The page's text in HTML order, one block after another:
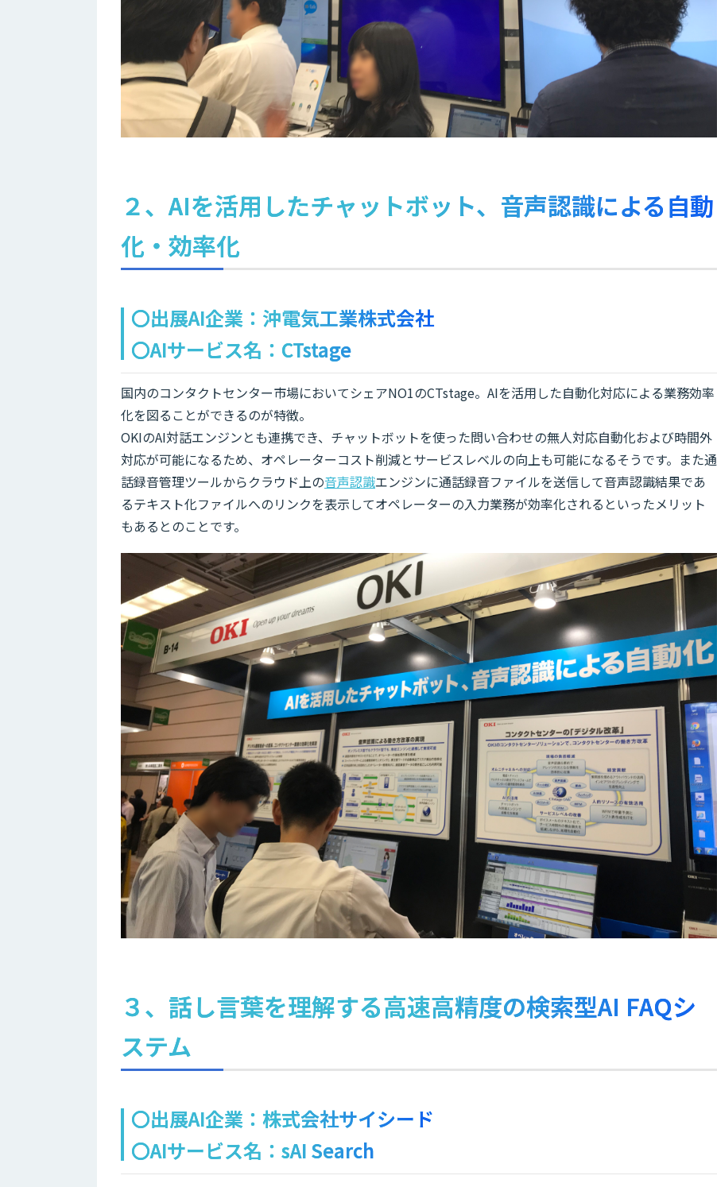
２、AIを活用したチャットボット、音声認識による自動
化・効率化
〇出展AI企業：沖電気工業株式会社
〇AIサービス名：CTstage
国内のコンタクトセンター市場においてシェアNO1のCTstage。AIを活用した自動化対応による業務効率
化を図ることができるのが特徴。
OKIのAI対話エンジンとも連携でき、チャットボットを使った問い合わせの無人対応自動化および時間外
対応が可能になるため、オペレーターコスト削減とサービスレベルの向上も可能になるそうです。また通
話録音管理ツールからクラウド上の音声認識エンジンに通話録音ファイルを送信して音声認識結果であ
るテキスト化ファイルへのリンクを表示してオペレーターの入力業務が効率化されるといったメリット
もあるとのことです。
３、話し言葉を理解する高速高精度の検索型AI FAQシ
ステム
〇出展AI企業：株式会社サイシード
〇AIサービス名：sAI Search